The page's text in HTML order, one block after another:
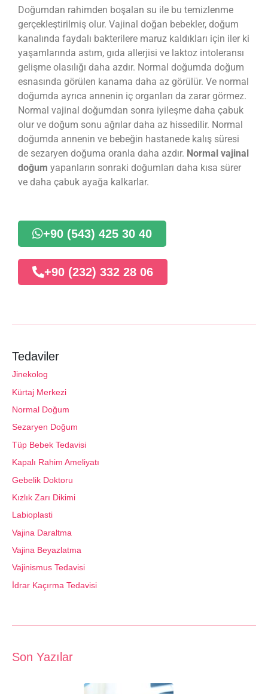
Doğumdan rahimden boşalan su ile bu temizlenme
gerçekleştirilmiş olur. Vajinal doğan bebekler, doğum
kanalında faydalı bakterilere maruz kaldıkları için iler ki
yaşamlarında astım, gıda allerjisi ve laktoz intoleransı
gelişme olasılığı daha azdır. Normal doğumda doğum
esnasında görülen kanama daha az görülür. Ve normal
doğumda ayrıca annenin iç organları da zarar görmez.
Normal vajinal doğumdan sonra iyileşme daha çabuk
olur ve doğum sonu ağrılar daha az hissedilir. Normal
doğumda annenin ve bebeğin hastanede kalış süresi
de sezaryen doğuma oranla daha azdır. Normal vajinal
doğum yapanların sonraki doğumları daha kısa sürer
ve daha çabuk ayağa kalkarlar.
+90 (543) 425 30 40
+90 (232) 332 28 06
Tedaviler
Jinekolog
Kürtaj Merkezi
Normal Doğum
Sezaryen Doğum
Tüp Bebek Tedavisi
Kapalı Rahim Ameliyatı
Gebelik Doktoru
Kızlık Zarı Dikimi
Labioplasti
Vajina Daraltma
Vajina Beyazlatma
Vajinismus Tedavisi
İdrar Kaçırma Tedavisi
Son Yazılar